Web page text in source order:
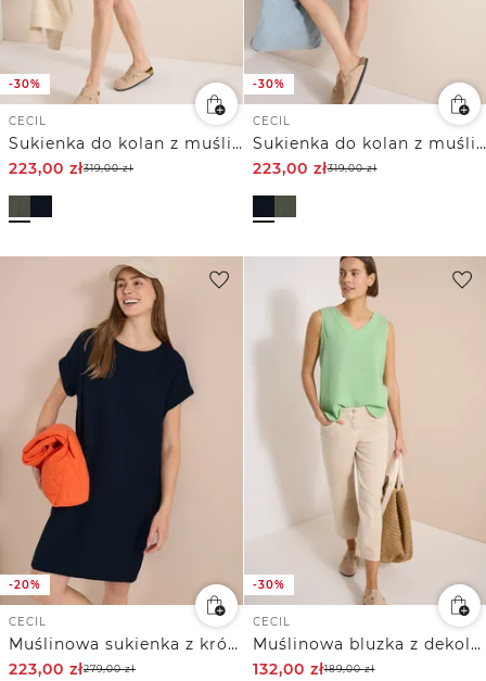
-30%
CECIL
Sukienka do kolan z muślinowego materiału
223,00 zł319,00zł
-30%
CECIL
Sukienka do kolan z muślinowego materiału
223,00 zł319,00zł
-20%
CECIL
Muślinowa sukienka z krótkim rękawem
223,00 zł279,00zł
-30%
CECIL
Muślinowa bluzka z dekoltem w szpic
132,00 zł189,00zł